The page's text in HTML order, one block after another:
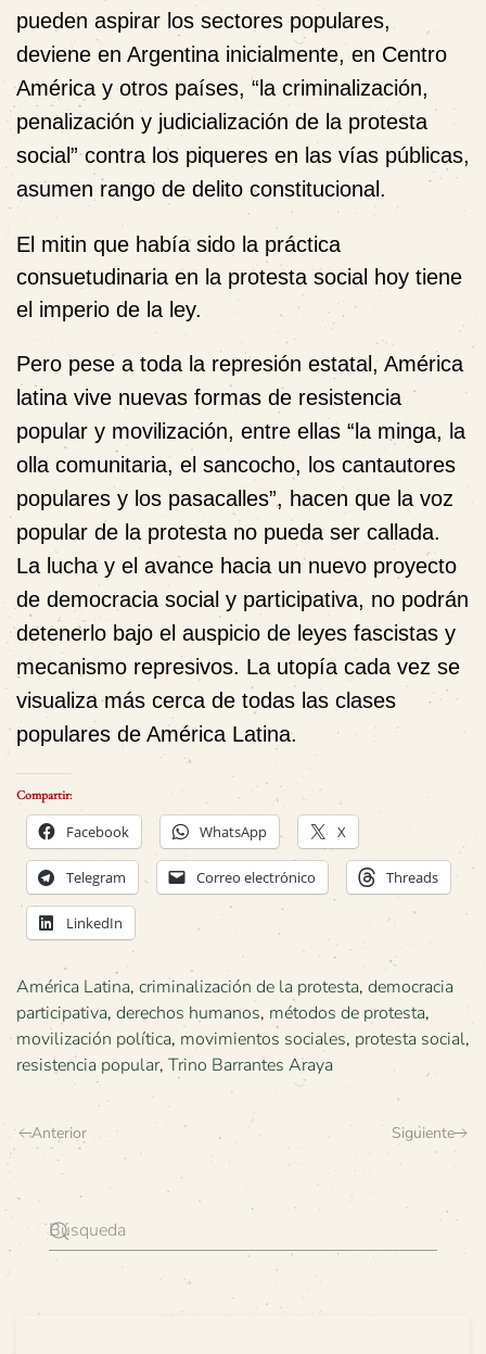
pueden aspirar los sectores populares,
deviene en Argentina inicialmente, en Centro
América y otros países, “la criminalización,
penalización y judicialización de la protesta
social”contra los piqueres en las vías públicas,
asumen rango de delito constitucional.
El mitin que había sido la práctica
consuetudinaria en la protesta social hoy tiene
el imperio de la ley.
Pero pese a toda la represión estatal, América
latina vive nuevas formas de resistencia
popular y movilización, entre ellas “la minga, la
olla comunitaria, el sancocho, los cantautores
populares y los pasacalles”, hacen que la voz
popular de la protesta no pueda ser callada.
La lucha y el avance hacia un nuevo proyecto
de democracia social y participativa, no podrán
detenerlo bajo el auspicio de leyes fascistas y
mecanismo represivos. La utopía cada vez se
visualiza más cerca de todas las clases
populares de América Latina.
Compartir:
Facebook WhatsApp X
Telegram Correo electrónico Threads
LinkedIn
América Latina, criminalización de la protesta, democracia
participativa,derechos humanos, métodos de protesta,
movilización política, movimientos sociales, protesta social,
resistencia popular, Trino Barrantes Araya
Anterior Siguiente